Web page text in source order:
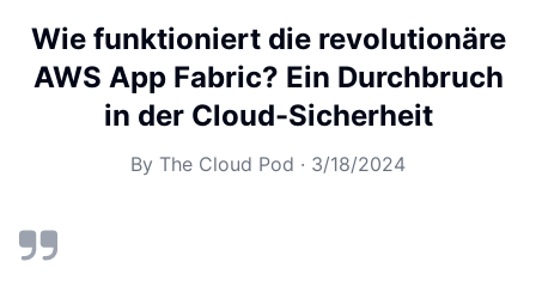
Wie funktioniert die revolutionäre
AWS App Fabric? Ein Durchbruch
in der Cloud-Sicherheit
By The Cloud Pod · 3/18/2024